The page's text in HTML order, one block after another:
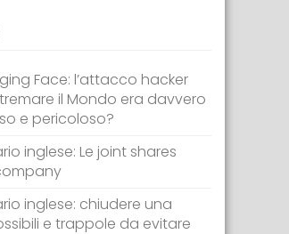
Face: l’attacco hacker
il Mondo era davvero
e pericoloso?
inglese: Le joint shares
inglese: chiudere una
e trappole da evitare